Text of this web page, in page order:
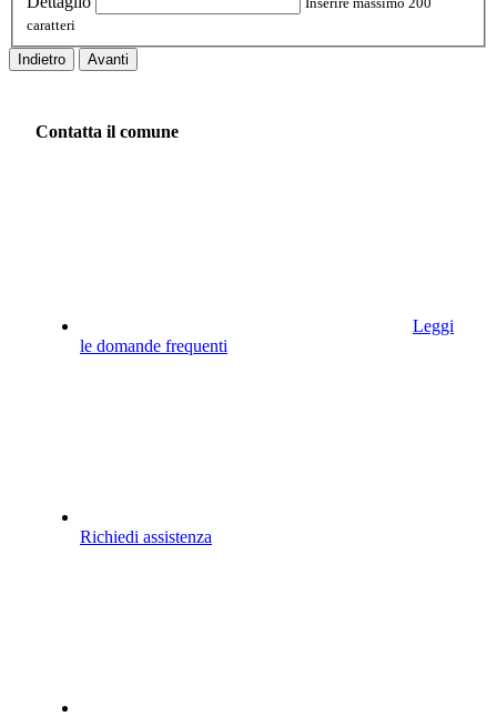
caratteri
Indietro Avanti
Contatta il comune
Leggi
le domande frequenti
Richiedi assistenza